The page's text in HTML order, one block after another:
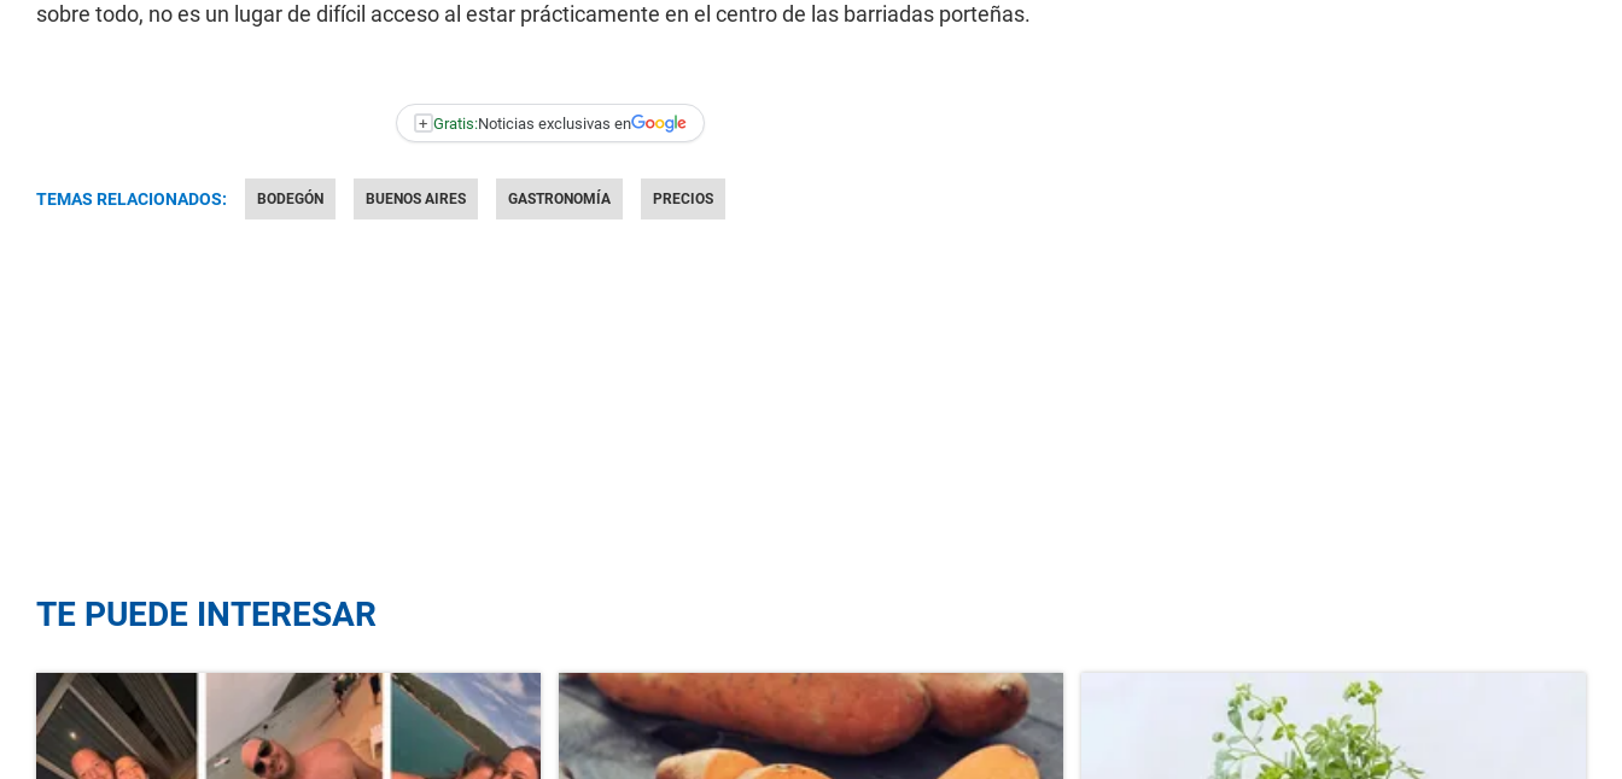
sobre todo, no es un lugar de difícil acceso al estar prácticamente en el centro de las barriadas porteñas.
+ Gratis:Noticias exclusivas en
TEMAS RELACIONADOS: BODEGÓN BUENOS AIRES GASTRONOMÍA PRECIOS
TE PUEDE INTERESAR